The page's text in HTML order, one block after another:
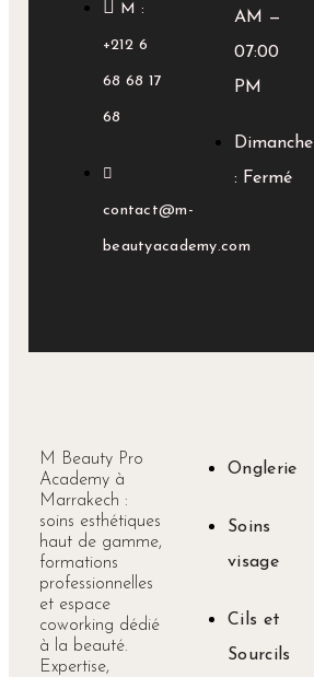
M :
+212 6
68 68 17
68‬
contact@m-
beautyacademy.com
AM —
07:00
PM
Dimanche
: Fermé
M Beauty Pro
Academy à
Marrakech :
soins esthétiques
haut de gamme,
formations
professionnelles
et espace
coworking dédié
à la beauté.
Expertise,
Onglerie
Soins
visage
Cils et
Sourcils